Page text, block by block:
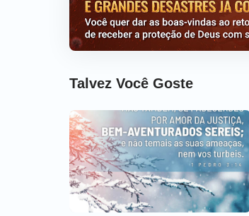
Talvez Você Goste